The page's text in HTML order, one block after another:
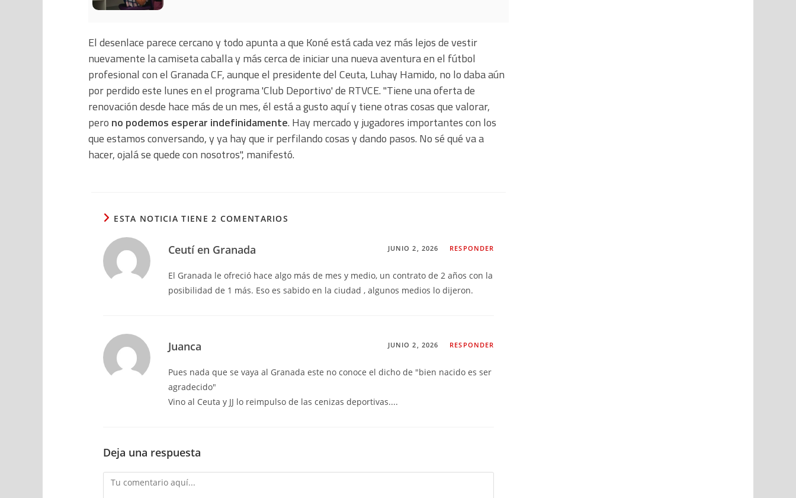
El desenlace parece cercano y todo apunta a que Koné está cada vez más lejos de vestir
nuevamente la camiseta caballa y más cerca de iniciar una nueva aventura en el fútbol
profesional con el Granada CF, aunque el presidente del Ceuta, Luhay Hamido, no lo daba aún
por perdido este lunes en el programa 'Club Deportivo' de RTVCE. "Tiene una oferta de
renovación desde hace más de un mes, él está a gusto aquí y tiene otras cosas que valorar,
pero no podemos esperar indefinidamente. Hay mercado y jugadores importantes con los
que estamos conversando, y ya hay que ir perfilando cosas y dando pasos. No sé qué va a
hacer, ojalá se quede con nosotros", manifestó.
ESTA NOTICIA TIENE 2 COMENTARIOS
Ceutí en Granada JUNIO 2, 2026 RESPONDER
El Granada le ofreció hace algo más de mes y medio, un contrato de 2 años con la
posibilidad de 1 más. Eso es sabido en la ciudad , algunos medios lo dijeron.
Juanca JUNIO 2, 2026 RESPONDER
Pues nada que se vaya al Granada este no conoce el dicho de "bien nacido es ser
agradecido"
Vino al Ceuta y JJ lo reimpulso de las cenizas deportivas....
Deja una respuesta